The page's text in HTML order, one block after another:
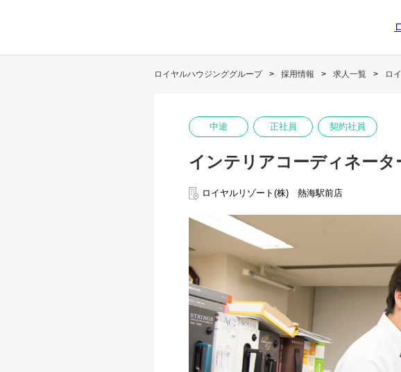
ロイヤルハウジンググループ 採用情報 求人一覧 ロ
中途 正社員 契約社員
インテリアコーディネータ
ロイヤルリゾート(株) 熱海駅前店